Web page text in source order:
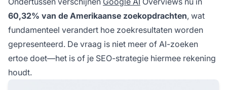
60,32% van de Amerikaanse zoekopdrachten, wat
fundamenteel verandert hoe zoekresultaten worden
gepresenteerd. De vraag is niet meer of AI-zoeken
ertoe doet—het is of je SEO-strategie hiermee rekening
houdt.